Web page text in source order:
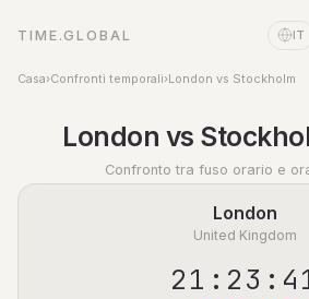
TIME.GLOBAL IT
Casa›Confronti temporali›London vs Stockholm
London vs
Confronto tra fuso orario e
London
United Kingdom
Assistente a tempo
Online